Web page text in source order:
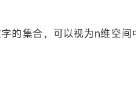
的集合，可以视为n维空